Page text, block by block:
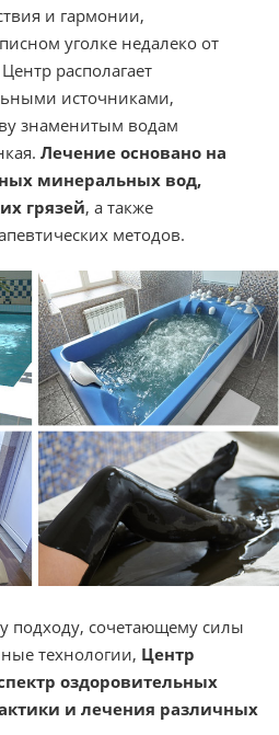
и гармонии,
уголке недалеко от
располагает
источниками,
знаменитым водам
Лечение основано на
минеральных вод,
грязей, а также
методов.
подходу, сочетающему силы
технологии, Центр
оздоровительных
и лечения различных